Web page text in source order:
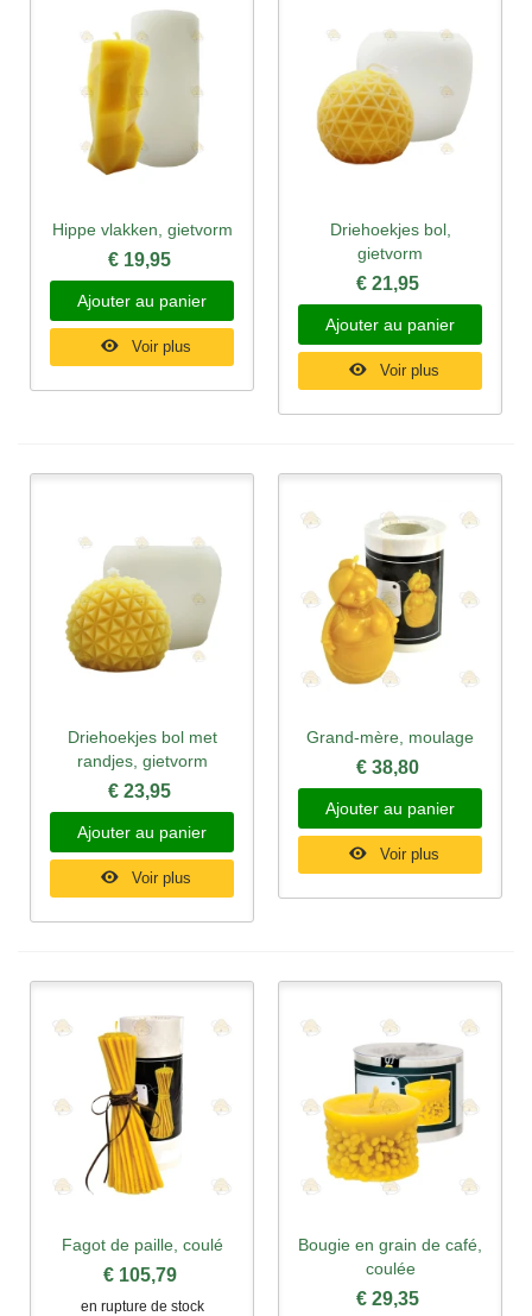
Hippe vlakken, gietvorm
€ 19,95
Ajouter au panier
Voir plus
Driehoekjes bol,
gietvorm
€ 21,95
Ajouter au panier
Voir plus
Driehoekjes bol met
randjes, gietvorm
€ 23,95
Ajouter au panier
Voir plus
Grand-mère, moulage
€ 38,80
Ajouter au panier
Voir plus
Fagot de paille, coulé
€ 105,79
en rupture de stock
Bougie en grain de café,
coulée
€ 29,35